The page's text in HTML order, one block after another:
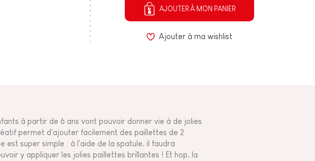
AJOUTER À MON PANIER
Ajouter à ma wishlist
à partir de 6 ans vont pouvoir donner vie à de jolies
permet d'ajouter facilement des paillettes de 2
est super simple : à l'aide de la spatule, il faudra
y appliquer les jolies paillettes brillantes ! Et hop, la